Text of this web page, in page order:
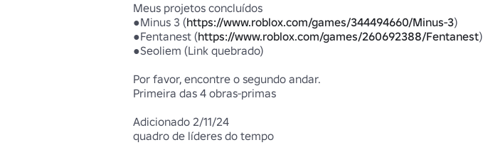
Meus projetos concluídos
●Minus 3 (https://www.roblox.com/games/344494660/Minus-3)
●Fentanest (https://www.roblox.com/games/260692388/Fentanest)
●Seoliem (Link quebrado)
Por favor, encontre o segundo andar.
Primeira das 4 obras-primas
Adicionado 2/11/24
quadro de líderes do tempo